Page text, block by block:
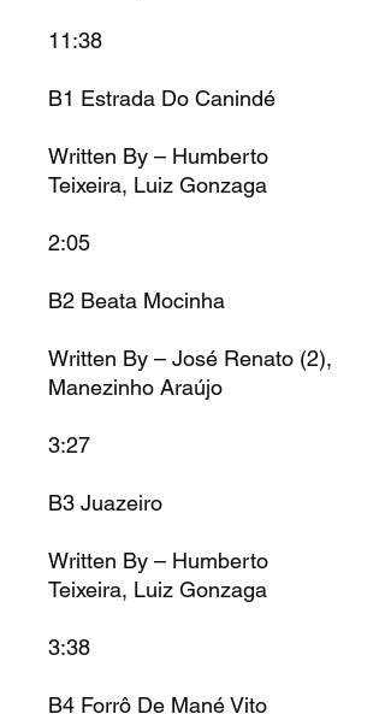
11:38
B1 Estrada Do Canindé
Written By – Humberto
Teixeira, Luiz Gonzaga
2:05
B2 Beata Mocinha
Written By – José Renato (2),
Manezinho Araújo
3:27
B3 Juazeiro
Written By – Humberto
Teixeira, Luiz Gonzaga
3:38
B4 Forrô De Mané Vito